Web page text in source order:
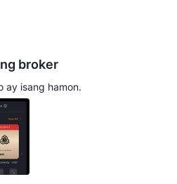
broker
ay isang hamon.